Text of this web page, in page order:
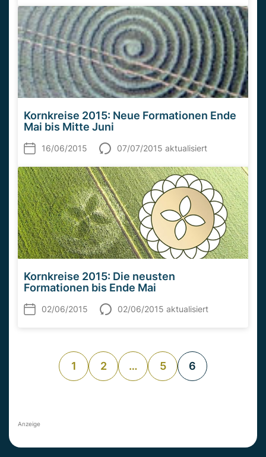
Kornkreise 2015: Neue Formationen Ende
Mai bis Mitte Juni
16/06/2015 07/07/2015 aktualisiert
Kornkreise 2015: Die neusten
Formationen bis Ende Mai
02/06/2015 02/06/2015 aktualisiert
1 2 … 5 6
Anzeige